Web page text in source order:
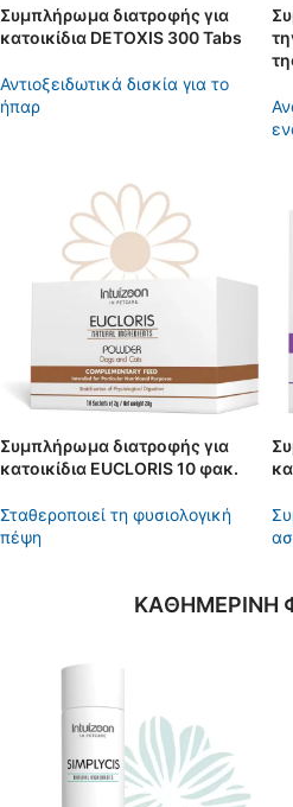
Συμπλήρωμα διατροφής για
κατοικίδια DETOXIS 300 Tabs
Αντιοξειδωτικά δισκία για το
ήπαρ
Συμπλήρωμα διατροφής για
κατοικίδια EUCLORIS 10 φακ.
Σταθεροποιεί τη φυσιολογική
πέψη
KAΘΗΜΕΡΙΝΗ